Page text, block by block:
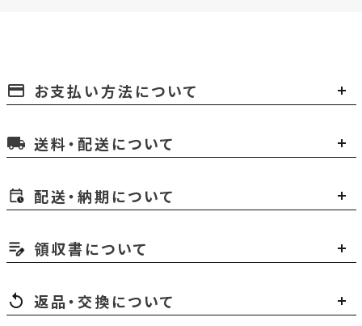
payment お支払い方法について
local_shipping 送料・配送について
配送・納期について
領収書について
返品・交換について